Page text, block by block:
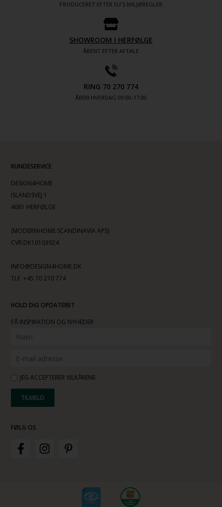
PRODUCERET EFTER EU´S MILJØREGLER
SHOWROOM I HERFØLGE
ÅBENT EFTER AFTALE
RING 70 270 774
ÅBEN HVERDAG 09:00-17.00
KUNDESERVICE
DESIGN4HOME
ISLANDSVEJ 1
4681 HERFØLGE
(MODERNHOME SCANDINAVIA APS)
CVR:DK10103924
INFO@DESIGN4HOME.DK
TLF. +45 70 270 774
HOLD DIG OPDATERET
FÅ INSPIRATION OG NYHEDER
JEG ACCEPTERER VILKÅRENE
FØLG OS